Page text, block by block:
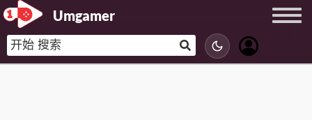
Umgamer